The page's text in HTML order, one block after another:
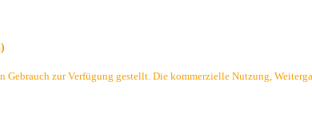
zur Verfügung gestellt. Die kommerzielle Nutzung,